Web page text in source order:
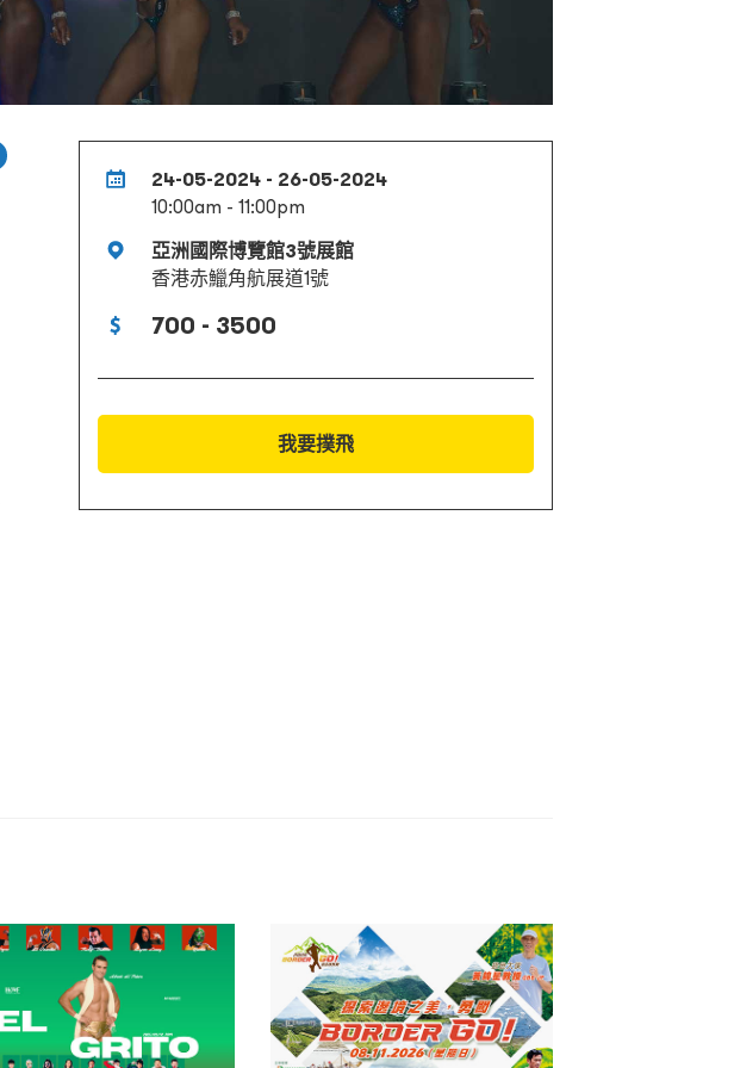
24-05-2024 - 26-05-2024
10:00am - 11:00pm
亞洲國際博覽館3號展館
香港赤鱲角航展道1號
700 - 3500
我要撲飛